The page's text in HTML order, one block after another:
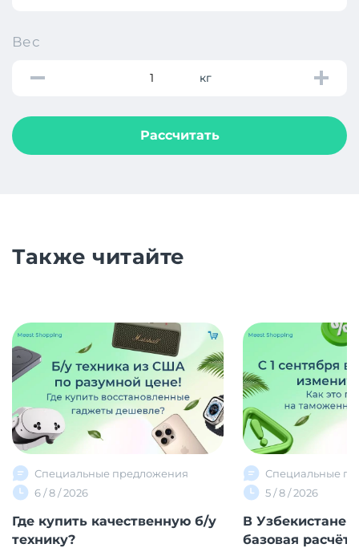
Вес
кг
Рассчитать
Также читайте
Специальные предложения
6 / 8 / 2026
Где купить качественную б/у
технику?
Специальные
5 / 8 / 2026
В Узбекистане
базовая